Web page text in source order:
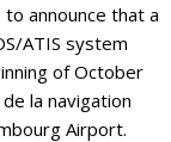
announce that a
ATIS system
of October
la navigation
Airport.